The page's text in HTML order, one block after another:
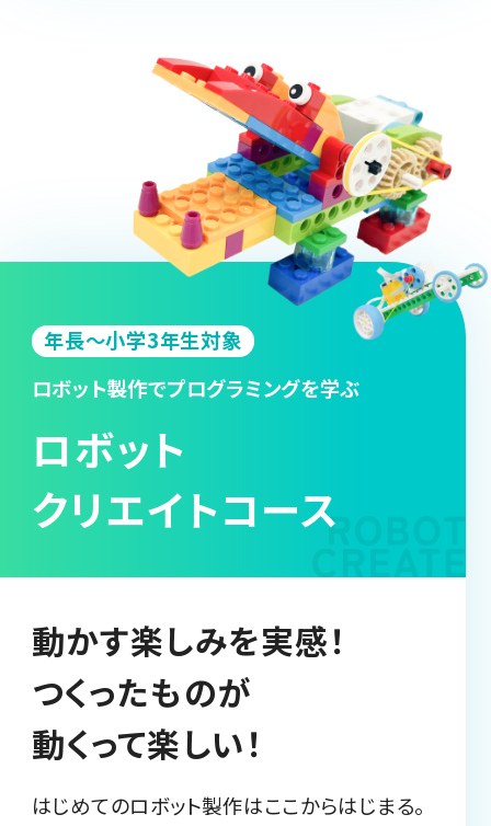
年長～小学3年生対象
ロボット製作でプログラミングを学ぶ
ロボット
クリエイトコース
動かす楽しみを実感！
つくったものが
動くって楽しい！
はじめてのロボット製作はここからはじまる。